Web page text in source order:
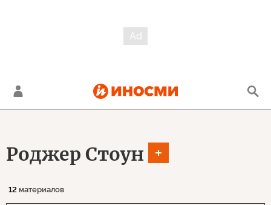
Роджер Стоун
12 материалов